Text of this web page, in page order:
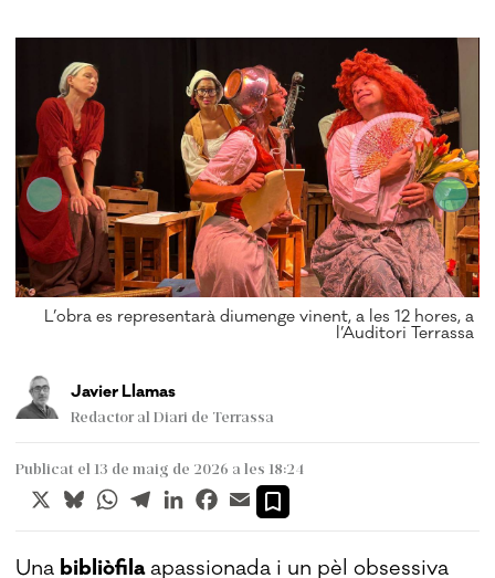
L’obra es representarà diumenge vinent, a les 12 hores, a
l’Auditori Terrassa
Javier Llamas
Redactor al Diari de Terrassa
Publicat el 13 de maig de 2026 a les 18:24
X BlueskyWhatsApp
TelegramLinkedInFacebook
Email
Una bibliòfilaapassionada i un pèl obsessiva